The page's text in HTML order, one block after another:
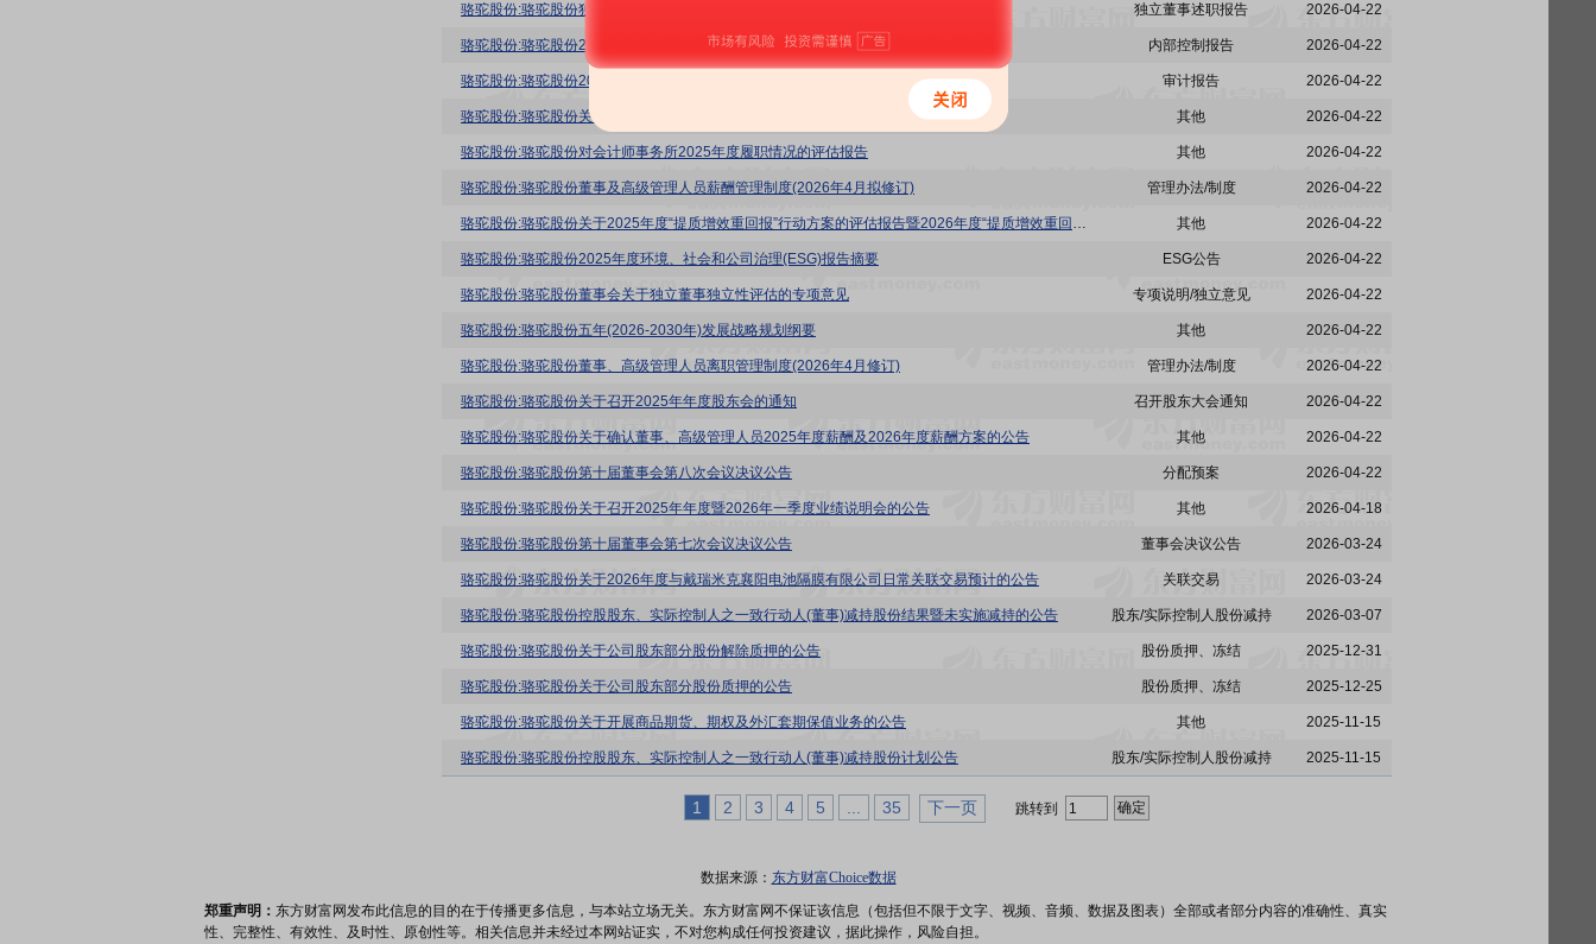
骆驼股份:骆驼股份独立董事2025年度述职报告(沈烈) 独立董事述职报告 2026-04-22
骆驼股份:骆驼股份2025年度内部控制评价报告 内部控制报告 2026-04-22
骆驼股份:骆驼股份2025年度内部控制审计报告 审计报告 2026-04-22
骆驼股份:骆驼股份关于2025年度计提资产减值准备的公告 其他 2026-04-22
骆驼股份:骆驼股份对会计师事务所2025年度履职情况的评估报告 其他 2026-04-22
骆驼股份:骆驼股份董事及高级管理人员薪酬管理制度(2026年4月拟修订) 管理办法/制度 2026-04-22
骆驼股份:骆驼股份关于2025年度“提质增效重回报”行动方案的评估报告暨2026年度“提质增效重回报”行动方案的公告 其他 2026-04-22
骆驼股份:骆驼股份2025年度环境、社会和公司治理(ESG)报告摘要 ESG公告 2026-04-22
骆驼股份:骆驼股份董事会关于独立董事独立性评估的专项意见 专项说明/独立意见 2026-04-22
骆驼股份:骆驼股份五年(2026-2030年)发展战略规划纲要 其他 2026-04-22
骆驼股份:骆驼股份董事、高级管理人员离职管理制度(2026年4月修订) 管理办法/制度 2026-04-22
骆驼股份:骆驼股份关于召开2025年年度股东会的通知 召开股东大会通知 2026-04-22
骆驼股份:骆驼股份关于确认董事、高级管理人员2025年度薪酬及2026年度薪酬方案的公告 其他 2026-04-22
骆驼股份:骆驼股份第十届董事会第八次会议决议公告 分配预案 2026-04-22
骆驼股份:骆驼股份关于召开2025年年度暨2026年一季度业绩说明会的公告 其他 2026-04-18
骆驼股份:骆驼股份第十届董事会第七次会议决议公告 董事会决议公告 2026-03-24
骆驼股份:骆驼股份关于2026年度与戴瑞米克襄阳电池隔膜有限公司日常关联交易预计的公告 关联交易 2026-03-24
骆驼股份:骆驼股份控股股东、实际控制人之一致行动人(董事)减持股份结果暨未实施减持的公告 股东/实际控制人股份减持 2026-03-07
骆驼股份:骆驼股份关于公司股东部分股份解除质押的公告 股份质押、冻结 2025-12-31
骆驼股份:骆驼股份关于公司股东部分股份质押的公告 股份质押、冻结 2025-12-25
骆驼股份:骆驼股份关于开展商品期货、期权及外汇套期保值业务的公告 其他 2025-11-15
骆驼股份:骆驼股份控股股东、实际控制人之一致行动人(董事)减持股份计划公告 股东/实际控制人股份减持 2025-11-15
1 2 3 4 5 35 下一页 跳转到
数据来源： 东方财富Choice数据
郑重声明： 东方财富网发布此信息的目的在于传播更多信息，与本站立场无关。东方财富网不保证该信息（包括但不限于文字、视频、音频、数据及图表）全部或者部分内容的准确性、真实
性、完整性、有效性、及时性、原创性等。相关信息并未经过本网站证实，不对您构成任何投资建议，据此操作，风险自担。